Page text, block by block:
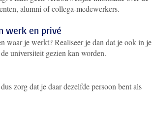
alumni of collega-medewerkers.
werk en privé
waar je werkt? Realiseer je dan dat je ook in je
universiteit gezien kan worden.
zorg dat je daar dezelfde persoon bent als